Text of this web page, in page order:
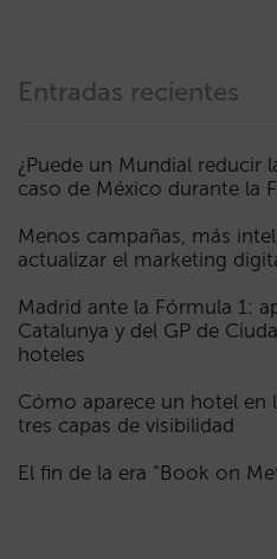
Entradas recientes
¿Puede un Mundial reducir
caso de México durante la
Menos campañas, más
actualizar el marketing
Madrid ante la Fórmula 1:
Catalunya y del GP de
hoteles
Cómo aparece un hotel en
tres capas de visibilidad
El fin de la era “Book on